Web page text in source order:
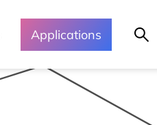
Applications